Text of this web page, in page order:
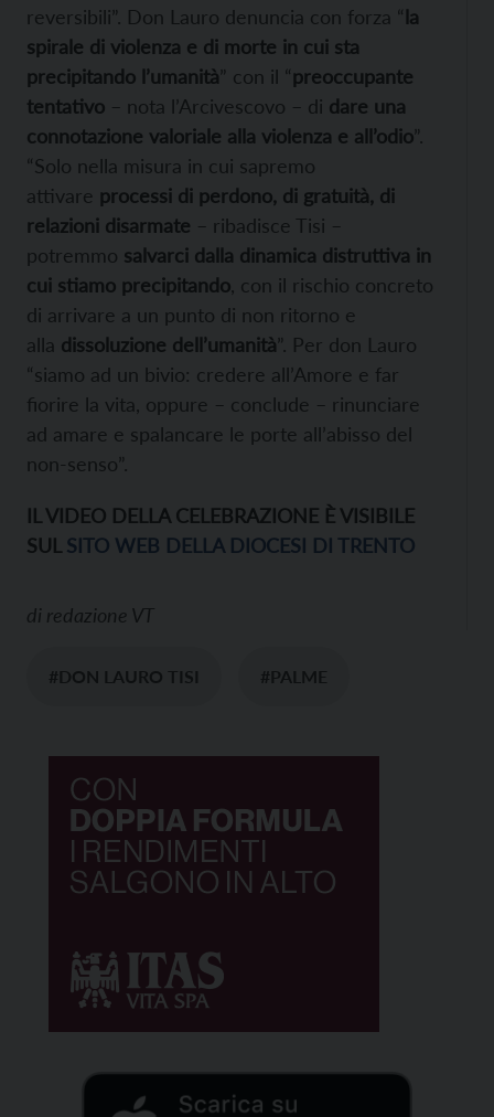
reversibili”. Don Lauro denuncia con forza “la
spirale di violenza e di morte in cui sta
precipitando l’umanità” con il “preoccupante
tentativo – nota l’Arcivescovo – di dare una
connotazione valoriale alla violenza e all’odio”.
“Solo nella misura in cui sapremo
attivare processi di perdono, di gratuità, di
relazioni disarmate – ribadisce Tisi –
potremmo salvarci dalla dinamica distruttiva in
cui stiamo precipitando , con il rischio concreto
di arrivare a un punto di non ritorno e
alla dissoluzione dell’umanità”. Per don Lauro
“siamo ad un bivio: credere all’Amore e far
fiorire la vita, oppure – conclude – rinunciare
ad amare e spalancare le porte all’abisso del
non-senso”.
IL VIDEO DELLA CELEBRAZIONE È VISIBILE
SUL SITO WEB DELLA DIOCESI DI TRENTO
di redazione VT
#DON LAURO TISI #PALME